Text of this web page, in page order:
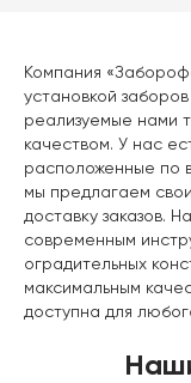
Компания
установкой
реализуемые нами
качеством. У нас
расположенные по
мы предлагаем
доставку заказов.
современным
оградительных
максимальным
доступна для